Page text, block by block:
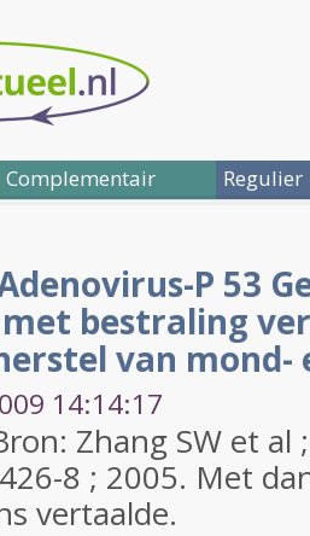
Complementair Regulier
P 53
bestraling
van
14:14:17
Zhang SW et
8 ; 2005. Met
vertaalde.